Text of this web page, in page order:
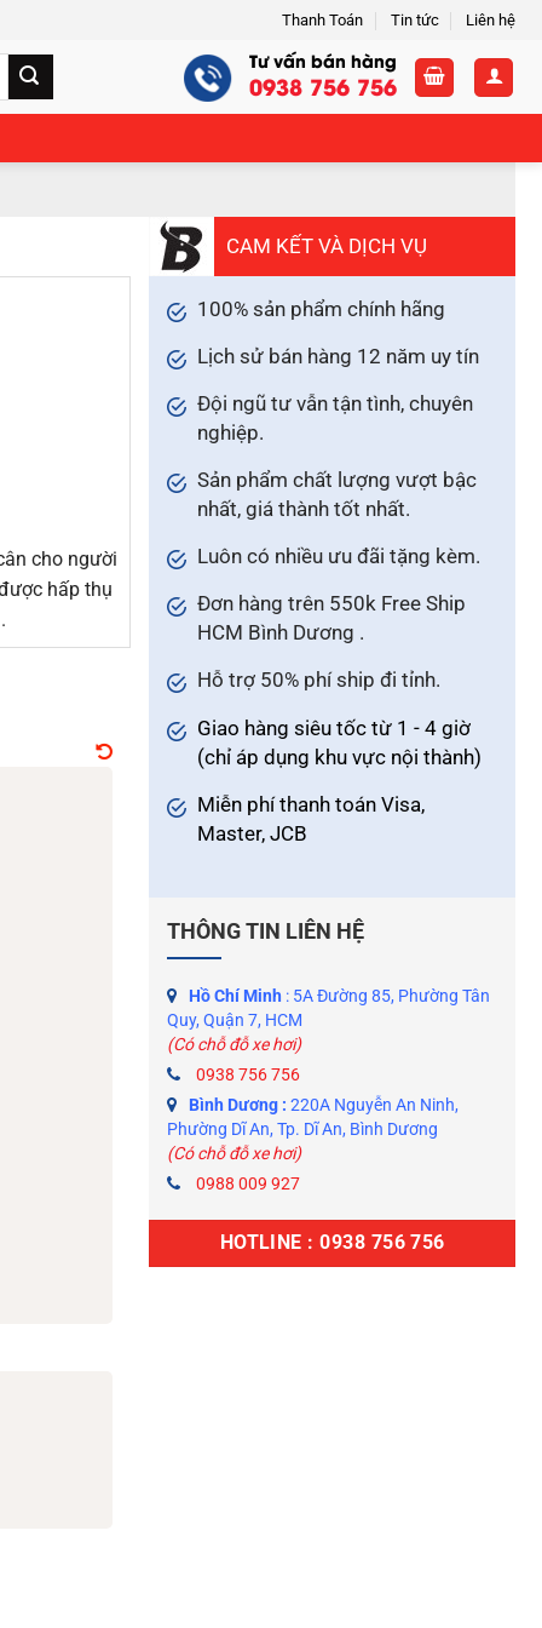
Thanh Toán Tin tức Liên hệ
Tư vấn bán hàng
0938 756 756
cho người
hấp thụ
CAM KẾT VÀ DỊCH VỤ
100% sản phẩm chính hãng
Lịch sử bán hàng 12 năm uy tín
Đội ngũ tư vẫn tận tình, chuyên
nghiệp.
Sản phẩm chất lượng vượt bậc
nhất, giá thành tốt nhất.
Luôn có nhiều ưu đãi tặng kèm.
Đơn hàng trên 550k Free Ship
HCM Bình Dương .
Hỗ trợ 50% phí ship đi tỉnh.
Giao hàng siêu tốc từ 1 - 4 giờ
(chỉ áp dụng khu vực nội thành)
Miễn phí thanh toán Visa,
Master, JCB
THÔNG TIN LIÊN HỆ
Hồ Chí Minh : 5A Đường 85, Phường Tân
Quy, Quận 7, HCM
(Có chỗ đỗ xe hơi)
0938 756 756
Bình Dương : 220A Nguyễn An Ninh,
Phường Dĩ An, Tp. Dĩ An, Bình Dương
(Có chỗ đỗ xe hơi)
0988 009 927
HOTLINE : 0938 756 756